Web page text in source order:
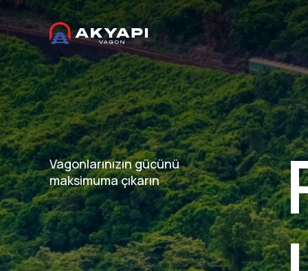
Vagonlarınızın gücünü
maksimuma çıkarın